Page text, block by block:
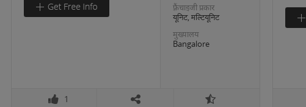
फ़्रैंचाइजी प्रकार
यूनिट, मल्टियूनिट
मुख्यालय
Bangalore
1